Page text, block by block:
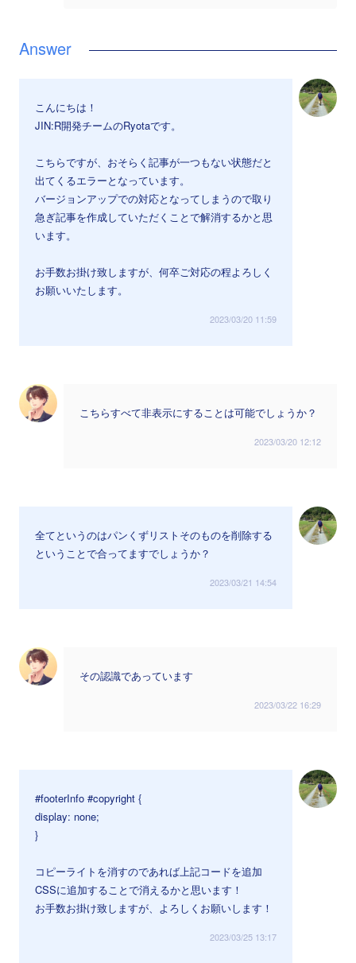
こんにちは！
JIN:R開発チームのRyotaです。
こちらですが、おそらく記事が一つもない状態だと
出てくるエラーとなっています。
バージョンアップでの対応となってしまうので取り
急ぎ記事を作成していただくことで解消するかと思
います。
お手数お掛け致しますが、何卒ご対応の程よろしく
お願いいたします。
2023/03/20 11:59
こちらすべて非表示にすることは可能でしょうか？
2023/03/20 12:12
全てというのはパンくずリストそのものを削除する
ということで合ってますでしょうか？
2023/03/21 14:54
その認識であっています
2023/03/22 16:29
#footerInfo #copyright {
display: none;
}
コピーライトを消すのであれば上記コードを追加
CSSに追加することで消えるかと思います！
お手数お掛け致しますが、よろしくお願いします！
2023/03/25 13:17